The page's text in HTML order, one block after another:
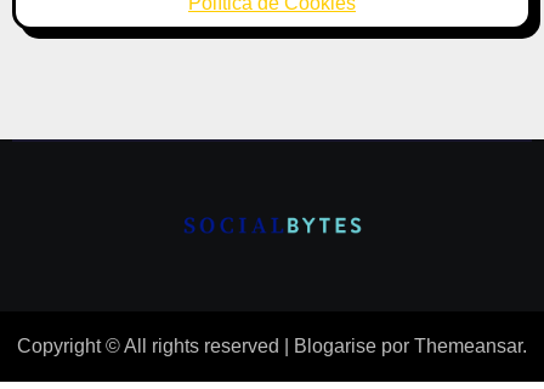
Copyright © All rights reserved Blogarise por Themeansar.